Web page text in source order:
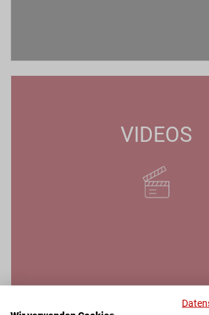
VIDEOS